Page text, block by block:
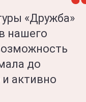
«Дружба»
нашего
до
активно